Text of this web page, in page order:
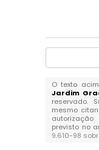
O texto
Jardim
reservado.
mesmo
previsto no
9.610-98